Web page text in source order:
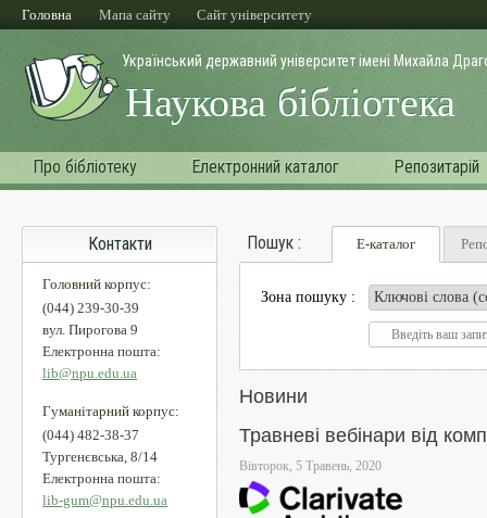
Перейти до основного матеріалу
Головна Мапа сайту Cайт університету
Український державний університет імені Михайла
Наукова бібліотека
Про бібліотеку Електронний каталог Репозитарій
Контакти
Головний корпус:
(044) 239-30-39
вул. Пирогова 9
Електронна пошта:
lib@npu.edu.ua
Гуманітарний корпус:
(044) 482-38-37
Тургенєвська, 8/14
Електронна пошта:
lib-gum@npu.edu.ua
Пошук : Е-каталог
Зона пошуку :
Новини
Травневі вебінари від
Вівторок, 5 Травень, 2020